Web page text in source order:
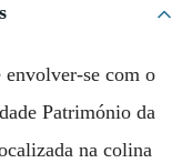
envolver-se com o
Património da
na colina